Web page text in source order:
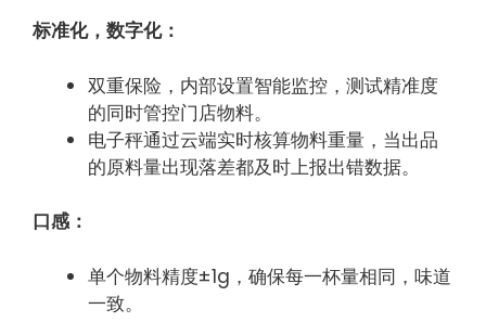
标准化，数字化：
双重保险，内部设置智能监控，测试精准度
的同时管控门店物料。
电子秤通过云端实时核算物料重量，当出品
的原料量出现落差都及时上报出错数据。
口感：
单个物料精度±1g，确保每一杯量相同，味道
一致。